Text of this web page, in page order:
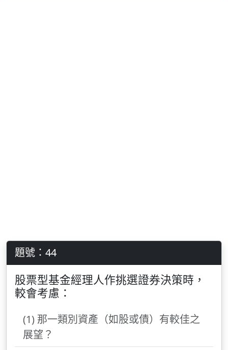
題號：44
股票型基金經理人作挑選證券決策時，
較會考慮：
(1) 那一類別資產（如股或債）有較佳之
展望？